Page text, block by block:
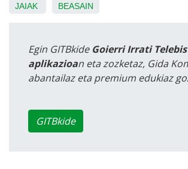
JAIAK BEASAIN
Egin GITBkide Goierri Irrati
aplikazioan eta zozketaz, Gida
abantailaz eta premium edukiaz
GITBkide